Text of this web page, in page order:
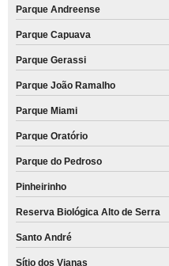
Parque Andreense
Parque Capuava
Parque Gerassi
Parque João Ramalho
Parque Miami
Parque Oratório
Parque do Pedroso
Pinheirinho
Reserva Biológica Alto de Serra
Santo André
Sítio dos Vianas